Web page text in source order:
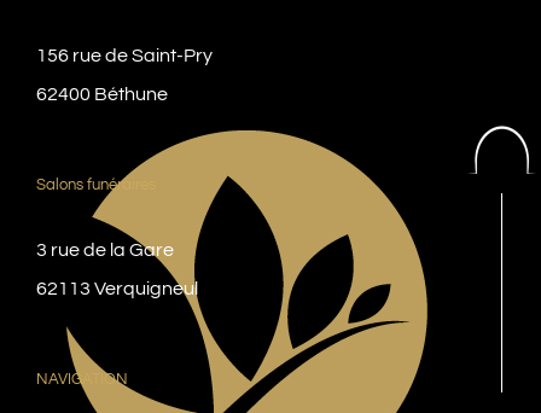
156 rue de Saint-Pry
62400 Béthune
Salons funéraires
3 rue de la Gare
62113 Verquigneul
NAVIGATION